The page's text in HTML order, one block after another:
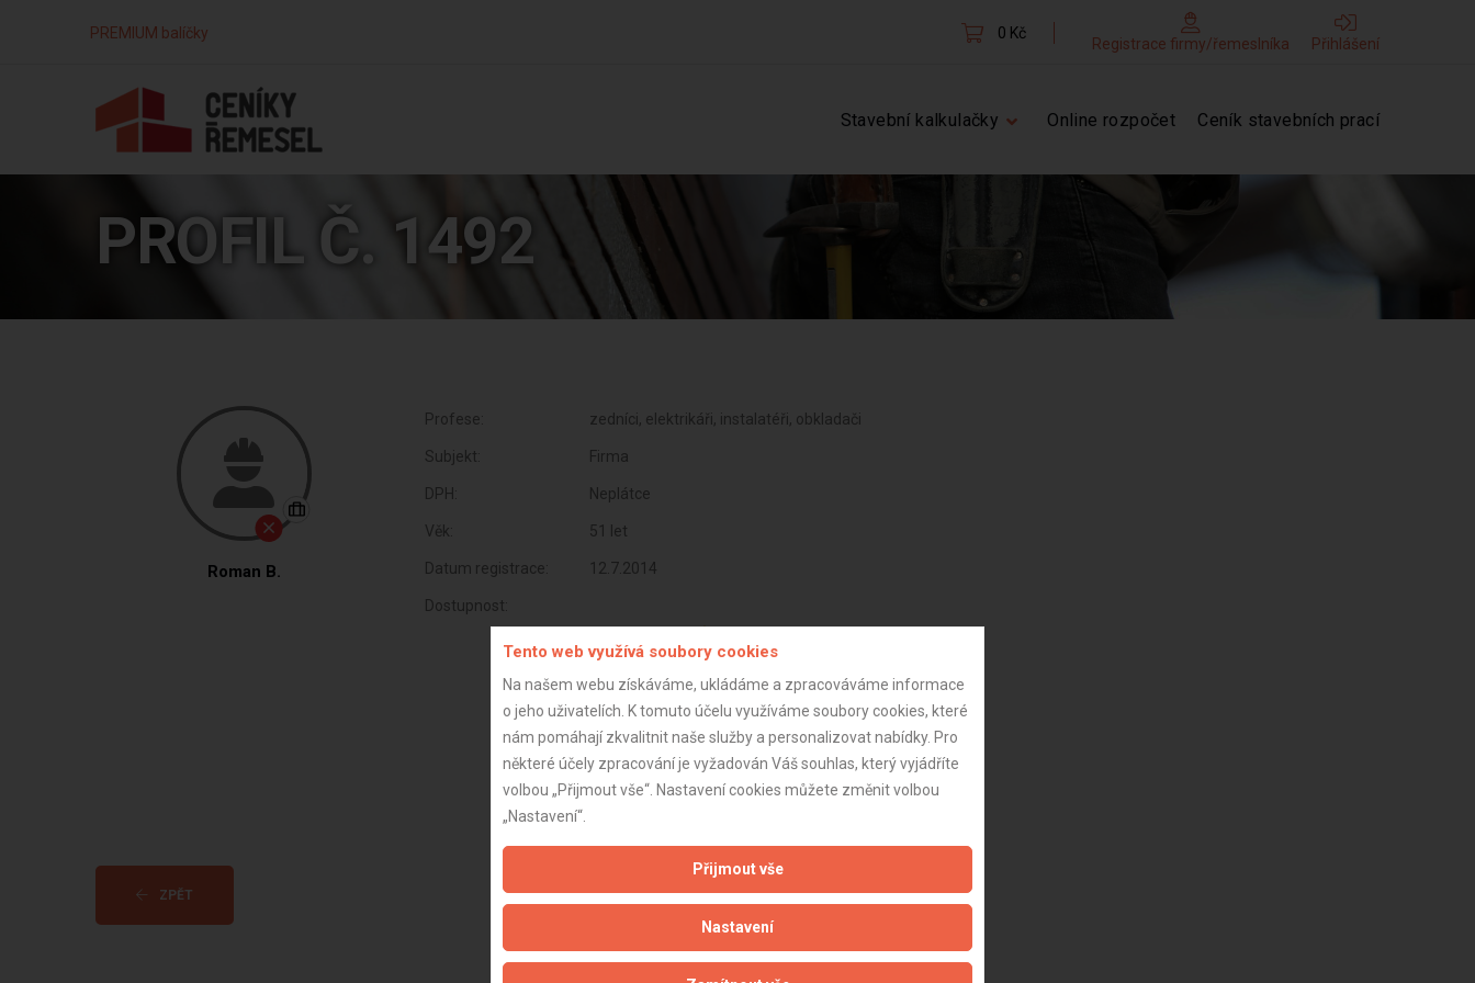
PREMIUM balíčky 0 Kč
Registrace firmy/řemeslníka Přihlášení
Stavební kalkulačky Online rozpočet Ceník stavebních prací
PROFIL Č. 1492
Roman B.
Profese: zedníci, elektrikáři, instalatéři, obkladači
Subjekt: Firma
DPH: Neplátce
Věk: 51 let
Datum registrace: 12.7.2014
Dostupnost:
ZPĚT Aktualizováno z portálu ARES dne 04.01.2024 10:15:06
Tento web využívá soubory cookies
Na našem webu získáváme, ukládáme a zpracováváme informace
o jeho uživatelích. K tomuto účelu využíváme soubory cookies, které
nám pomáhají zkvalitnit naše služby a personalizovat nabídky. Pro
některé účely zpracování je vyžadován Váš souhlas, který vyjádříte
volbou „Přijmout vše“. Nastavení cookies můžete změnit volbou
„Nastavení“.
Přijmout vše
Nastavení